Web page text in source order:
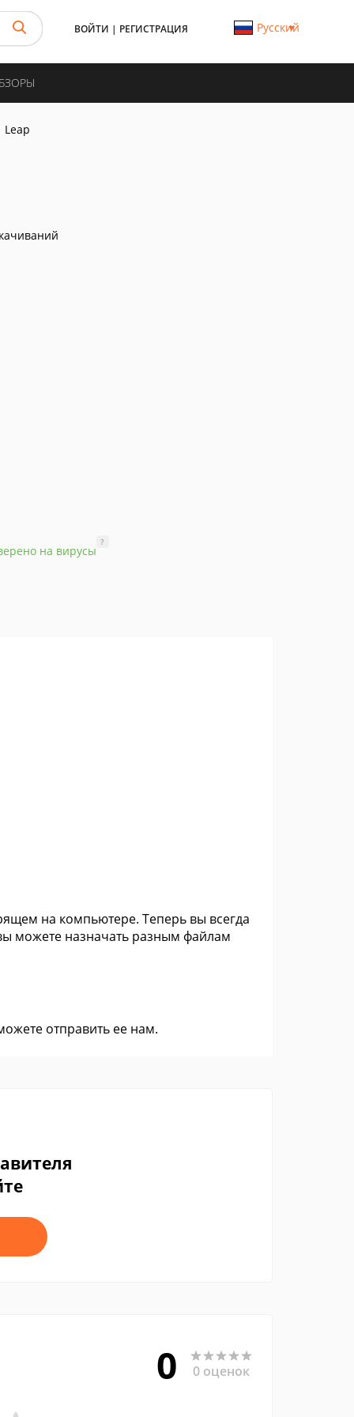
ВОЙТИ | РЕГИСТРАЦИЯ Русский
Leap
на вирусы
?
на компьютере. Теперь вы всегда
можете назначать разным файлам
отправить ее нам.
0 0 оценок